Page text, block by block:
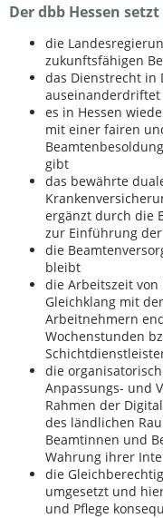
Der dbb Hessen
die
zukunftsfähigen
das Dienstrecht in
auseinanderdriftet
es in Hessen
mit einer fairen
gibt
das bewährte
ergänzt durch die
zur Einführung
die
bleibt
die Arbeitszeit
Gleichklang mit
Arbeitnehmern
Wochenstunden
die
Anpassungs- und
Rahmen der
des ländlichen
Beamtinnen und
Wahrung ihrer
die
umgesetzt und
und Pflege